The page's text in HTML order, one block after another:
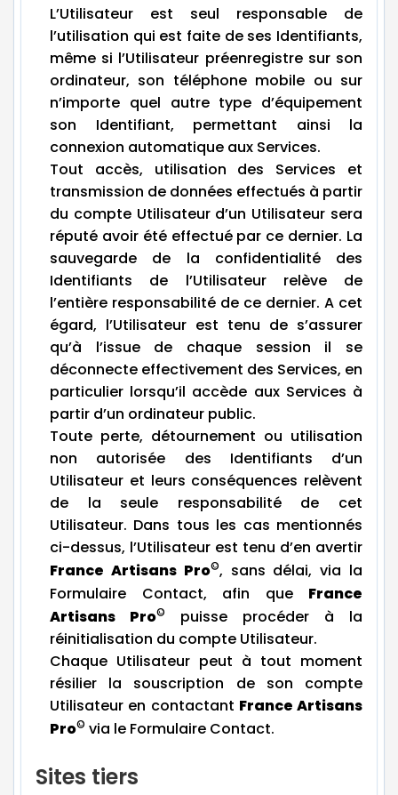
L’Utilisateur est seul responsable de
l’utilisation qui est faite de ses Identifiants,
même si l’Utilisateur préenregistre sur son
ordinateur, son téléphone mobile ou sur
n’importe quel autre type d’équipement
son Identifiant, permettant ainsi la
connexion automatique aux Services.
Tout accès, utilisation des Services et
transmission de données effectués à partir
du compte Utilisateur d’un Utilisateur sera
réputé avoir été effectué par ce dernier. La
sauvegarde de la confidentialité des
Identifiants de l’Utilisateur relève de
l’entière responsabilité de ce dernier. A cet
égard, l’Utilisateur est tenu de s’assurer
qu’à l’issue de chaque session il se
déconnecte effectivement des Services, en
particulier lorsqu’il accède aux Services à
partir d’un ordinateur public.
Toute perte, détournement ou utilisation
non autorisée des Identifiants d’un
Utilisateur et leurs conséquences relèvent
de la seule responsabilité de cet
Utilisateur. Dans tous les cas mentionnés
ci-dessus, l’Utilisateur est tenu d’en avertir
France Artisans Pro©, sans délai, via la
Formulaire Contact, afin que France
Artisans Pro©
puisse procéder à la
réinitialisation du compte Utilisateur.
Chaque Utilisateur peut à tout moment
résilier la souscription de son compte
Utilisateur en contactant France Artisans
Pro© via le Formulaire Contact.
Sites tiers